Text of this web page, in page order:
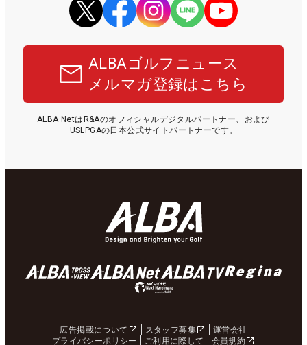
ALBAゴルフニュース
メルマガ登録はこちら
ALBA NetはR&Aのオフィシャルデジタルパートナー、および
USLPGAの日本公式サイトパートナーです。
広告掲載について スタッフ募集
運営会社
プライバシーポリシー
ご利用に際して 会員規約